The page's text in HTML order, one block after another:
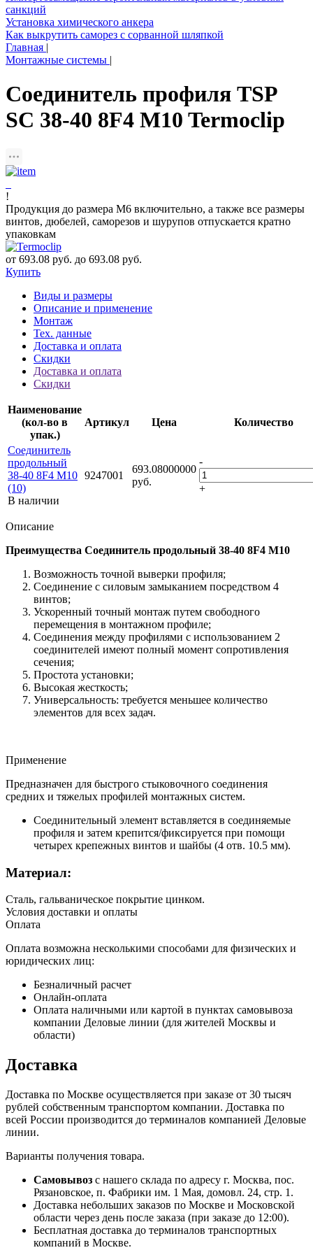
санкций
Установка химического анкера
Как выкрутить саморез с сорванной шляпкой
Главная |
Монтажные системы |
Соединитель профиля TSP
SC 38-40 8F4 M10 Termoclip
!
Продукция до размера М6 включительно, а также все размеры
винтов, дюбелей, саморезов и шурупов отпускается кратно
упаковкам
от 693.08 руб. до 693.08 руб.
Купить
Виды и размеры
Описание и применение
Монтаж
Тех. данные
Доставка и оплата
Скидки
Доставка и оплата
Скидки
Наименование
(кол-во в
упак.)
Артикул Цена Количество
Соединитель
продольный
38-40 8F4 M10
(10)
В наличии
9247001
693.08000000
руб.
-
+
Описание
Преимущества Соединитель продольный 38-40 8F4 M10
Возможность точной выверки профиля;
Соединение с силовым замыканием посредством 4
винтов;
Ускоренный точный монтаж путем свободного
перемещения в монтажном профиле;
Соединения между профилями с использованием 2
соединителей имеют полный момент сопротивления
сечения;
Простота установки;
Высокая жесткость;
Универсальность: требуется меньшее количество
элементов для всех задач.
Применение
Предназначен для быстрого стыковочного соединения
средних и тяжелых профилей монтажных систем.
Соединительный элемент вставляется в соединяемые
профиля и затем крепится/фиксируется при помощи
четырех крепежных винтов и шайбы (4 отв. 10.5 мм).
Материал:
Сталь, гальваническое покрытие цинком.
Условия доставки и оплаты
Оплата
Оплата возможна несколькими способами для физических и
юридических лиц:
Безналичный расчет
Онлайн-оплата
Оплата наличными или картой в пунктах самовывоза
компании Деловые линии (для жителей Москвы и
области)
Доставка
Доставка по Москве осуществляется при заказе от 30 тысяч
рублей собственным транспортом компании. Доставка по
всей России производится до терминалов компанией Деловые
линии.
Варианты получения товара.
Самовывоз с нашего склада по адресу г. Москва, пос.
Рязановское, п. Фабрики им. 1 Мая, домовл. 24, стр. 1.
Доставка небольших заказов по Москве и Московской
области через день после заказа (при заказе до 12:00).
Бесплатная доставка до терминалов транспортных
компаний в Москве.